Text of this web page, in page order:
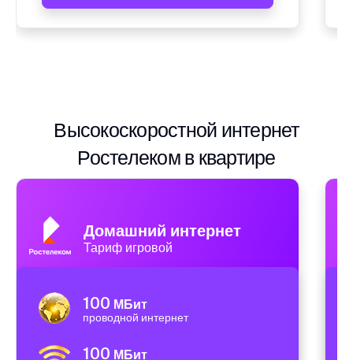
Высокоскоростной интернет
Ростелеком в квартире
Домашний интернет
Тариф игровой
100 МБит
проводной интернет
100 МБит